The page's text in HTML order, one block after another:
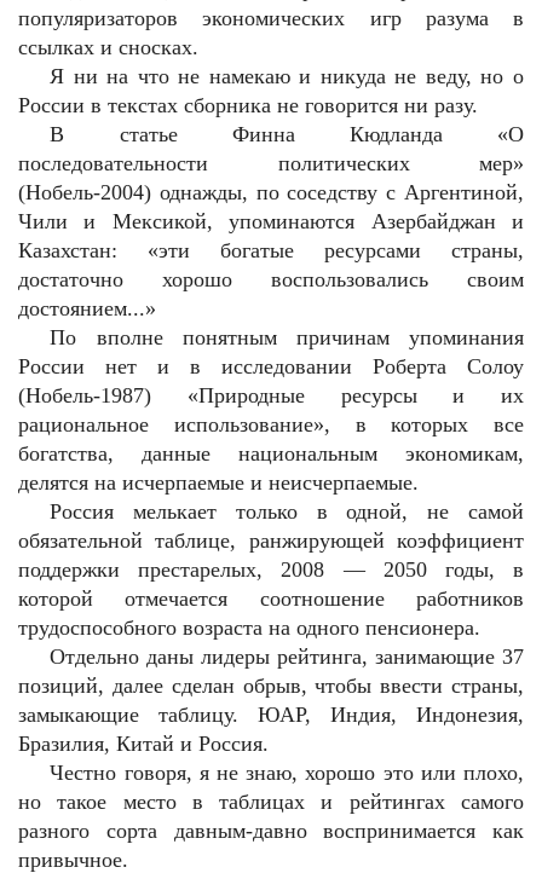
популяризаторов экономических игр разума в
ссылках и сносках.
Я ни на что не намекаю и никуда не веду, но о
России в текстах сборника не говорится ни разу.
В статье Финна Кюдланда «О
последовательности политических мер»
(Нобель-2004) однажды, по соседству с Аргентиной,
Чили и Мексикой, упоминаются Азербайджан и
Казахстан: «эти богатые ресурсами страны,
достаточно хорошо воспользовались своим
достоянием...»
По вполне понятным причинам упоминания
России нет и в исследовании Роберта Солоу
(Нобель-1987) «Природные ресурсы и их
рациональное использование», в которых все
богатства, данные национальным экономикам,
делятся на исчерпаемые и неисчерпаемые.
Россия мелькает только в одной, не самой
обязательной таблице, ранжирующей коэффициент
поддержки престарелых, 2008 — 2050 годы, в
которой отмечается соотношение работников
трудоспособного возраста на одного пенсионера.
Отдельно даны лидеры рейтинга, занимающие 37
позиций, далее сделан обрыв, чтобы ввести страны,
замыкающие таблицу. ЮАР, Индия, Индонезия,
Бразилия, Китай и Россия.
Честно говоря, я не знаю, хорошо это или плохо,
но такое место в таблицах и рейтингах самого
разного сорта давным-давно воспринимается как
привычное.